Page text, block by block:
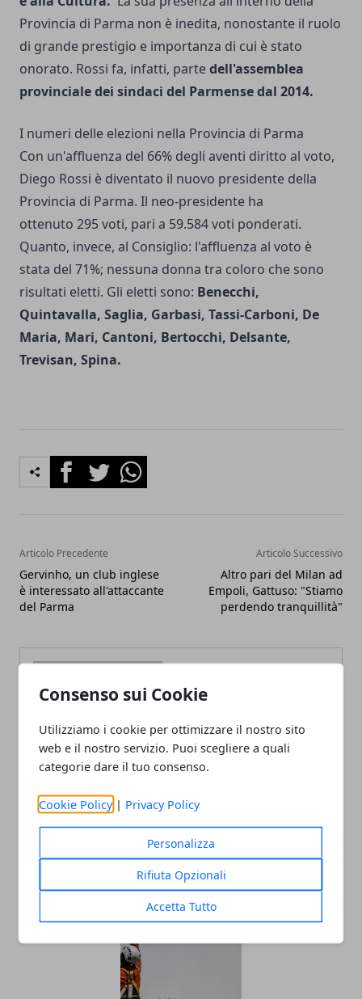
Consenso sui Cookie
Utilizziamo i cookie per ottimizzare il nostro sito
web e il nostro servizio. Puoi scegliere a quali
categorie dare il tuo consenso.
Cookie Policy | Privacy Policy
Personalizza
Rifiuta Opzionali
Accetta Tutto
Provincia di Parma non è inedita, nonostante il ruolo
di grande prestigio e importanza di cui è stato
onorato. Rossi fa, infatti, partedell'assemblea
provinciale dei sindaci del Parmense dal 2014.
I numeri delle elezioni nella Provincia di Parma
Con un'affluenza del 66% degli aventi diritto al voto,
Diego Rossi è diventato il nuovo presidente della
Provincia di Parma. Il neo-presidente ha
ottenuto 295 voti, pari a 59.584 voti ponderati.
Quanto, invece, al Consiglio: l'affluenza al voto è
stata del 71%; nessuna donna tra coloro che sono
risultati eletti. Gli eletti sono: Benecchi,
Quintavalla, Saglia, Garbasi, Tassi-Carboni, De
Maria, Mari, Cantoni, Bertocchi, Delsante,
Trevisan, Spina.
FacebookTwitterWhatsapp
Articolo Precedente
Gervinho, un club inglese
è interessato all'attaccante
del Parma
Articolo Successivo
Altro pari del Milan ad
Empoli, Gattuso: "Stiamo
perdendo tranquillità"
Redazione
ARTICOLI CORRELATI